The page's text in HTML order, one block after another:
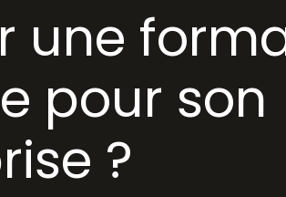
une
pour son
?